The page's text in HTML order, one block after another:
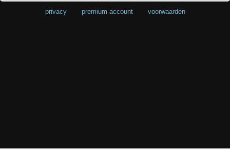
privacy premium account voorwaarden